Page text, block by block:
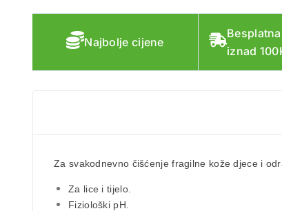
Najbolje cijene
iznad
Za svakodnevno čišćenje fragilne kože djece i
Za lice i tijelo.
Fiziološki pH.